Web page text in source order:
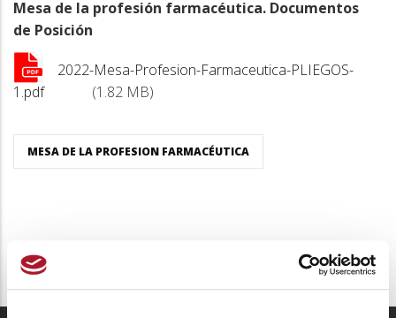
la
navegación
Mesa de la profesión farmacéutica. Documentos
de Posición
2022-Mesa-Profesion-Farmaceutica-PLIEGOS-
1.pdf
(1.82 MB)
MESA DE LA PROFESION FARMACÉUTICA